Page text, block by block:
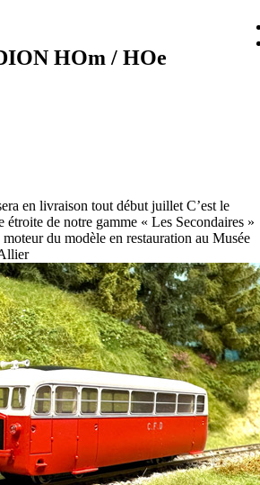
HOm / HOe
en livraison tout début juillet C’est le
étroite de notre gamme « Les Secondaires »
moteur du modèle en restauration au Musée